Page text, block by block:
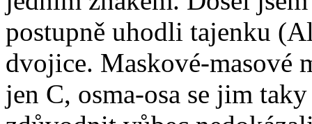
postupně uhodli tajenku
dvojice. Maskové-masové
jen C, osma-osa se jim